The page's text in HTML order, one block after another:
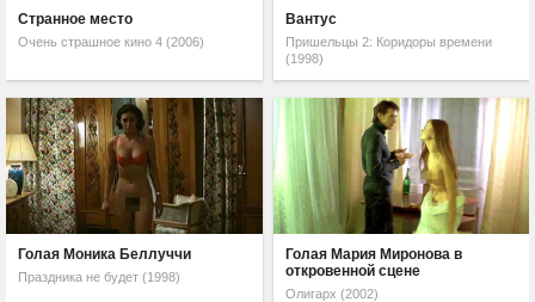
Странное место
Очень страшное кино 4 (2006)
Вантус
Пришельцы 2: Коридоры времени
(1998)
Голая Моника Беллуччи
Праздника не будет (1998)
Голая Мария Миронова в
откровенной сцене
Олигарх (2002)